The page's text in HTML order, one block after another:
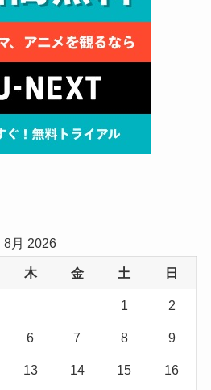
8月 2026
木 金 土 日
1 2
6 7 8 9
13 14 15 16